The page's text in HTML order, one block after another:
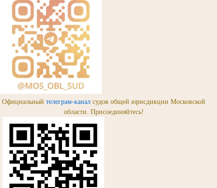
Официальный телеграм-канал судов общей юрисдикции Московской
области. Присоединяйтесь!